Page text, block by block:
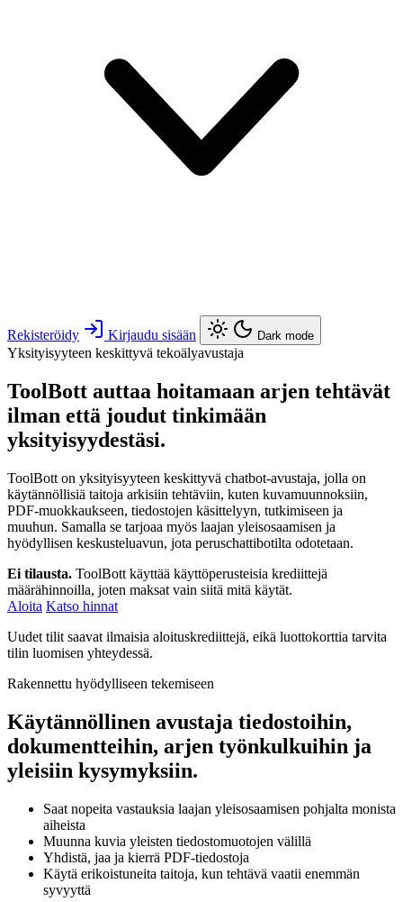
Rekisteröidy Kirjaudu sisään Dark mode
Yksityisyyteen keskittyvä tekoälyavustaja
ToolBott auttaa hoitamaan arjen tehtävät
ilman että joudut tinkimään
yksityisyydestäsi.
ToolBott on yksityisyyteen keskittyvä chatbot-avustaja, jolla on
käytännöllisiä taitoja arkisiin tehtäviin, kuten kuvamuunnoksiin,
PDF-muokkaukseen, tiedostojen käsittelyyn, tutkimiseen ja
muuhun. Samalla se tarjoaa myös laajan yleisosaamisen ja
hyödyllisen keskusteluavun, jota peruschattibotilta odotetaan.
Ei tilausta. ToolBott käyttää käyttöperusteisia krediittejä
määrähinnoilla, joten maksat vain siitä mitä käytät.
Aloita Katso hinnat
Uudet tilit saavat ilmaisia aloituskrediittejä, eikä luottokorttia tarvita
tilin luomisen yhteydessä.
Rakennettu hyödylliseen tekemiseen
Käytännöllinen avustaja tiedostoihin,
dokumentteihin, arjen työnkulkuihin ja
yleisiin kysymyksiin.
Saat nopeita vastauksia laajan yleisosaamisen pohjalta monista
aiheista
Muunna kuvia yleisten tiedostomuotojen välillä
Yhdistä, jaa ja kierrä PDF-tiedostoja
Käytä erikoistuneita taitoja, kun tehtävä vaatii enemmän
syvyyttä